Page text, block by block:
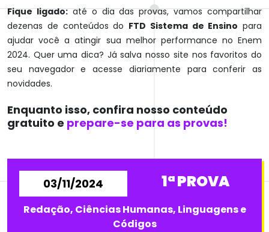
Fique ligado:até o dia das provas, vamos compartilhar
dezenas de conteúdos do FTD Sistema de Ensino para
ajudar você a atingir sua melhor performance no Enem
2024. Quer uma dica? Já salva nosso site nos favoritos do
seu navegador e acesse diariamente para conferir as
novidades.
Enquanto isso, confira nosso conteúdo
gratuito e prepare-se para as provas!
03/11/2024 1ª PROVA
Redação, Ciências Humanas, Linguagens e
Códigos